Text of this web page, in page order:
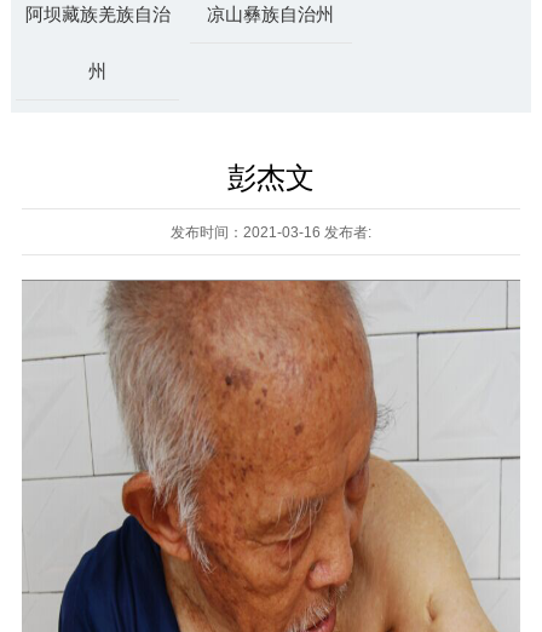
阿坝藏族羌族自治
州
凉山彝族自治州
彭杰文
发布时间：2021-03-16 发布者: